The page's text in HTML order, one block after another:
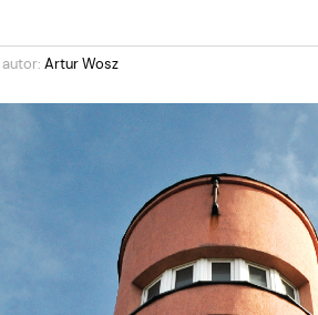
autor: Artur Wosz